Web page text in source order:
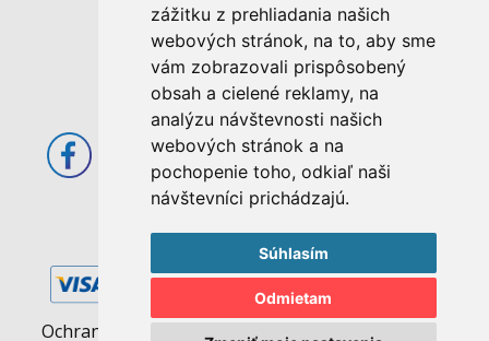
zážitku z prehliadania našich
webových stránok, na to, aby sme
vám zobrazovali prispôsobený
obsah a cielené reklamy, na
analýzu návštevnosti našich
webových stránok a na
pochopenie toho, odkiaľ naši
návštevníci prichádzajú.
Súhlasím
Odmietam
E-mail: info@abcom.sk
Tel: +421 38 53 62 611
Otváracie hodiny:
Po - Pia: 08:00 - 17:00
Ochrana osobných údajov | Pravidlá cookies